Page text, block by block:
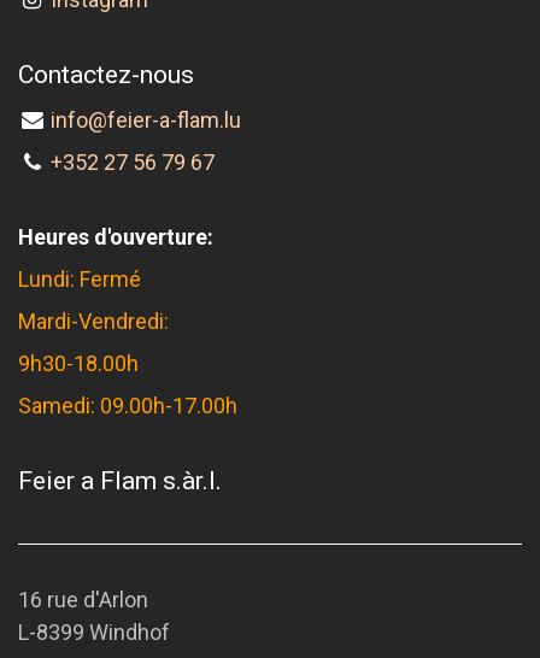
Contactez-nous
info@feier-a-flam.lu
+352 27 56 79 67
Heures d'ouverture:
Lundi: Fermé
Mardi-Vendredi:
9h30-18.00h
Samedi: 09.00h-17.00h
Feier a Flam s.àr.l.
16 rue d'Arlon
L-8399 Windhof